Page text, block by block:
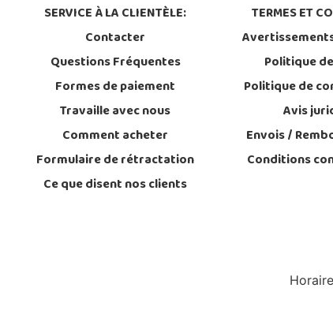
SERVICE À LA CLIENTÈLE:
Contacter
Questions Fréquentes
Formes de paiement
Travaille avec nous
Comment acheter
Formulaire de rétractation
Ce que disent nos clients
TERMES ET
Politique
Politique de
Avis
Envois /
Conditions